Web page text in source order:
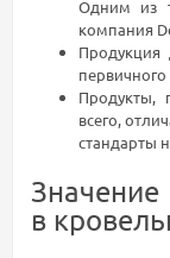
Одним из
компания
Продукция
Продукты,
всего,
стандарты
в